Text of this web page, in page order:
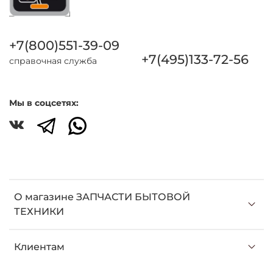
О магазине ЗАПЧАСТИ БЫТОВОЙ
ТЕХНИКИ
Клиентам
+7(800)551-39-09
справочная служба +7(495)133-72-56
Мы в соцсетях: